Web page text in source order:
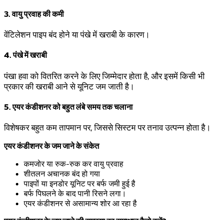
3. वायु प्रवाह की कमी
वेंटिलेशन पाइप बंद होने या पंखे में खराबी के कारण।
4. पंखे में खराबी
पंखा हवा को वितरित करने के लिए जिम्मेदार होता है, और इसमें किसी भी
प्रकार की खराबी आने से यूनिट जम जाती है।
5. एयर कंडीशनर को बहुत लंबे समय तक चलाना
विशेषकर बहुत कम तापमान पर, जिससे सिस्टम पर तनाव उत्पन्न होता है।
एयर कंडीशनर के जम जाने के संकेत
कमजोर या रुक-रुक कर वायु प्रवाह
शीतलन अचानक बंद हो गया
पाइपों या इनडोर यूनिट पर बर्फ जमी हुई है
बर्फ पिघलने के बाद पानी रिसने लगा।
एयर कंडीशनर से असामान्य शोर आ रहा है